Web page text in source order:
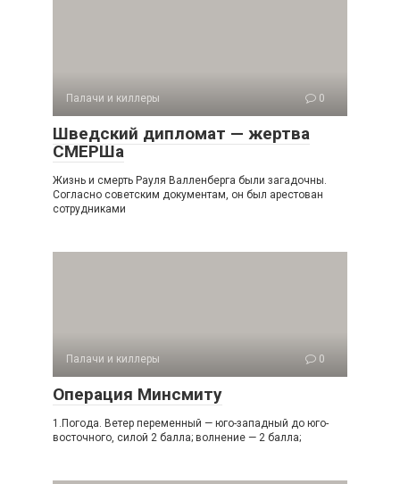
Палачи и киллеры 0
Шведский дипломат — жертва
СМЕРШа
Жизнь и смерть Рауля Валленберга были загадочны.
Согласно советским документам, он был арестован
сотрудниками
Палачи и киллеры 0
Операция Минсмиту
1.Погода. Ветер переменный — юго-западный до юго-
восточного, силой 2 балла; волнение — 2 балла;